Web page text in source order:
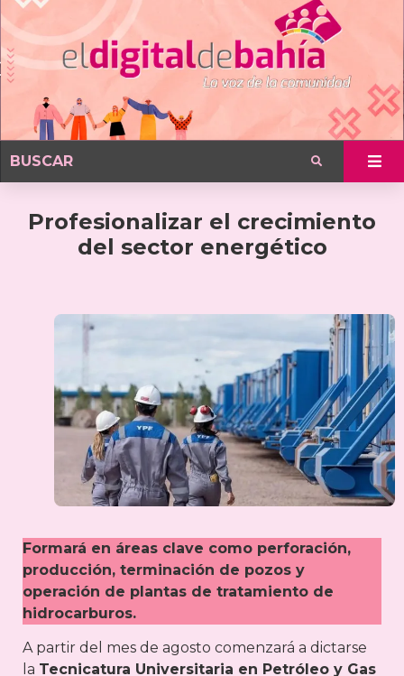
Profesionalizar el crecimiento
del sector energético
Formará en áreas clave como perforación,
producción, terminación de pozos y
operación de plantas de tratamiento de
hidrocarburos.
A partir del mes de agosto comenzará a dictarse
la Tecnicatura Universitaria en Petróleo y Gas